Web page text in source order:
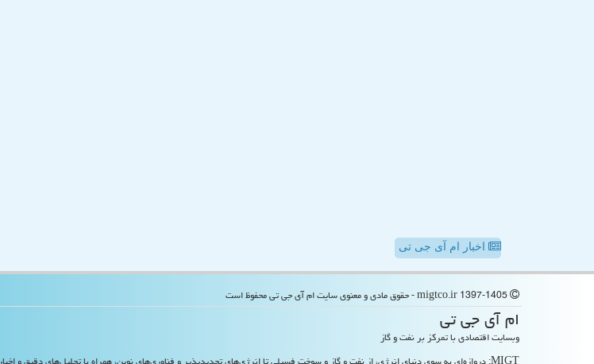
اخبار ام آی جی تی
ام آی جی تی
وبسایت اقتصادی با تمرکز بر نفت و گاز